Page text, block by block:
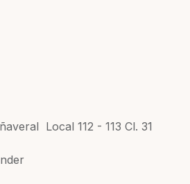
Local 112 - 113 Cl. 31